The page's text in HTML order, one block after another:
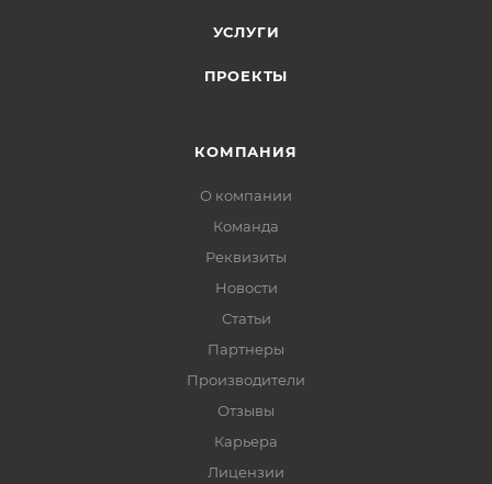
УСЛУГИ
ПРОЕКТЫ
КОМПАНИЯ
О компании
Команда
Реквизиты
Новости
Статьи
Партнеры
Производители
Отзывы
Карьера
Лицензии